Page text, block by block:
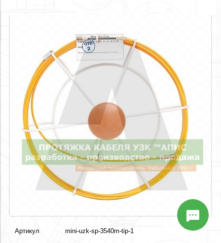
Артикул mini-uzk-sp-3540m-tip-1